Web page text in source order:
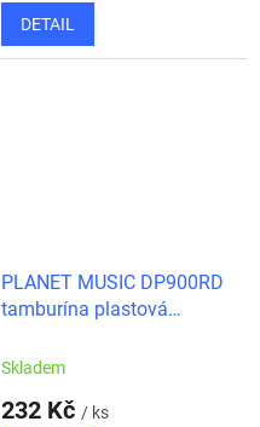
DETAIL
PLANET MUSIC DP900RD
tamburína plastová
Skladem
232 Kč / ks